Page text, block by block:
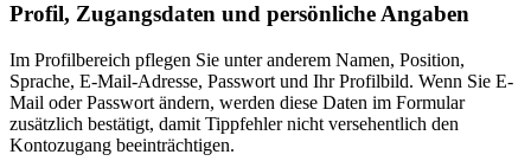
Profil, Zugangsdaten und persönliche Angaben
Im Profilbereich pflegen Sie unter anderem Namen, Position,
Sprache, E-Mail-Adresse, Passwort und Ihr Profilbild. Wenn Sie E-
Mail oder Passwort ändern, werden diese Daten im Formular
zusätzlich bestätigt, damit Tippfehler nicht versehentlich den
Kontozugang beeinträchtigen.